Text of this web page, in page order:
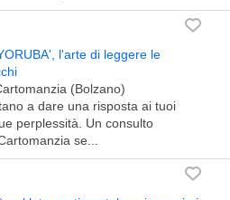
l'arte di leggere le
(Bolzano)
a dare una risposta ai tuoi
perplessità. Un consulto
se...